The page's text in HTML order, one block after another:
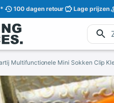
* 100 dagenretour Lage prijzen